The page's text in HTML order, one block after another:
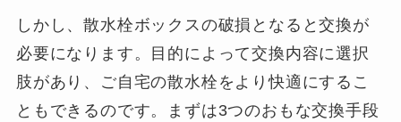
しかし、散水栓ボックスの破損となると交換が
必要になります。目的によって交換内容に選択
肢があり、ご自宅の散水栓をより快適にするこ
ともできるのです。まずは3つのおもな交換手段